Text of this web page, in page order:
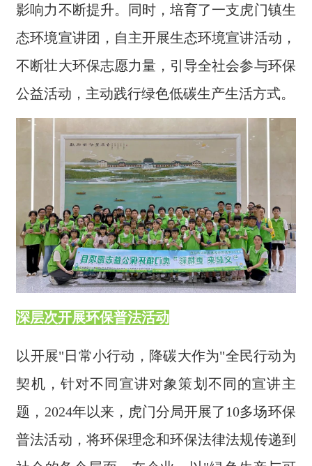
影响力不断提升。同时，培育了一支虎门镇生
态环境宣讲团，自主开展生态环境宣讲活动，
不断壮大环保志愿力量，引导全社会参与环保
公益活动，主动践行绿色低碳生产生活方式。
深层次开展环保普法活动
以开展"日常小行动，降碳大作为"全民行动为
契机，针对不同宣讲对象策划不同的宣讲主
题，2024年以来，虎门分局开展了10多场环保
普法活动，将环保理念和环保法律法规传递到